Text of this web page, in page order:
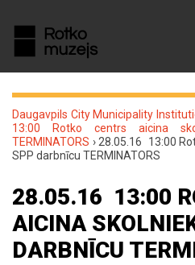
Daugavpils City Municipality
13:00 Rotko centrs aicina
TERMINATORS › 28.05.16 13:00
SPP darbnīcu TERMINATORS
28.05.16 13:00
AICINA
DARBNĪCU